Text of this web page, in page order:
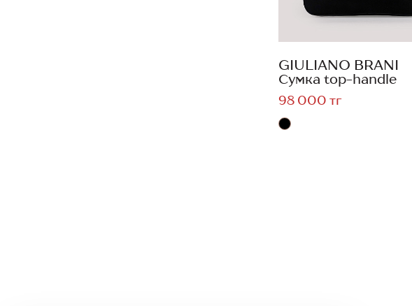
GIULIANO BRANI
Сумка top-handle
98 000 тг